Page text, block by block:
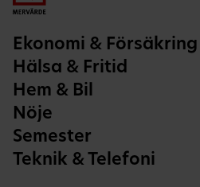
Ekonomi & Försäkring
Hälsa & Fritid
Hem & Bil
Nöje
Semester
Teknik & Telefoni